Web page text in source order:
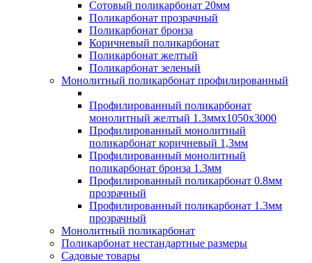
Сотовый поликарбонат 20мм
Поликарбонат прозрачный
Поликарбонат бронза
Коричневый поликарбонат
Поликарбонат желтый
Поликарбонат зеленый
Монолитный поликарбонат профилированный
Профилированный поликарбонат
монолитный желтый 1.3ммх1050х3000
Профилированный монолитный
поликарбонат коричневый 1,3мм
Профилированный монолитный
поликарбонат бронза 1.3мм
Профилированный поликарбонат 0.8мм
прозрачный
Профилированный поликарбонат 1.3мм
прозрачный
Монолитный поликарбонат
Поликарбонат нестандартные размеры
Садовые товары